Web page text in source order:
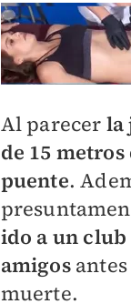
Al parecer la
de 15
puente.
ido a un
amigosantes
muerte.